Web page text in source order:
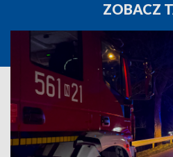
ZOBACZ